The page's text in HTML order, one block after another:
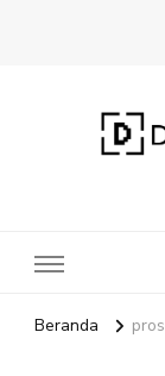
Beranda